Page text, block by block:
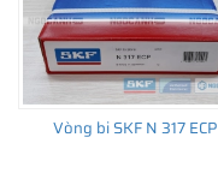
Vòng bi SKF N 317 ECP